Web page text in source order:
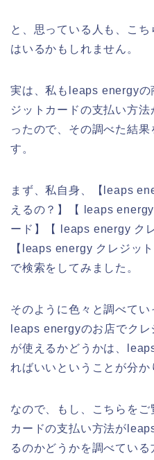
と、思っている人も、こ
はいるかもしれません。
実は、私もleaps energyの
ジットカードの支払い方
ったので、その調べた結
す。
まず、私自身、【leaps
えるの？】【 leaps
ード】【 leaps energy ク
【leaps energy クレジッ
で検索をしてみました。
そのように色々と調べてい
leaps energyのお店でク
が使えるかどうかは、
ればいいということが分か
なので、もし、こちらをご
カードの支払い方法が
るのかどうかを調べてい